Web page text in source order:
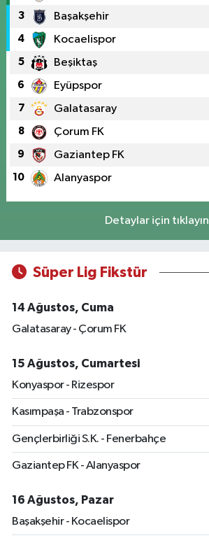
3 Başakşehir
4 Kocaelispor
5 Beşiktaş
6 Eyüpspor
7 Galatasaray
8 Çorum FK
9 Gaziantep FK
10 Alanyaspor
Detaylar için tıklayın
Süper Lig Fikstür
14 Ağustos, Cuma
Galatasaray - Çorum FK
15 Ağustos, Cumartesi
Konyaspor - Rizespor
Kasımpaşa - Trabzonspor
Gençlerbirliği S.K. - Fenerbahçe
Gaziantep FK - Alanyaspor
16 Ağustos, Pazar
Başakşehir - Kocaelispor